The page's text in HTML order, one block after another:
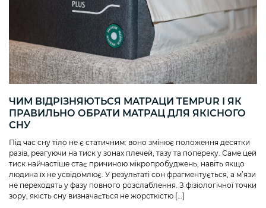
ЧИМ ВІДРІЗНЯЮТЬСЯ МАТРАЦИ TEMPUR І ЯК
ПРАВИЛЬНО ОБРАТИ МАТРАЦ ДЛЯ ЯКІСНОГО
СНУ
Під час сну тіло не є статичним: воно змінює положення десятки
разів, реагуючи на тиск у зонах плечей, тазу та попереку. Саме цей
тиск найчастіше стає причиною мікропробуджень, навіть якщо
людина їх не усвідомлює. У результаті сон фрагментується, а м’язи
не переходять у фазу повного розслаблення. З фізіологічної точки
зору, якість сну визначається не жорсткістю […]